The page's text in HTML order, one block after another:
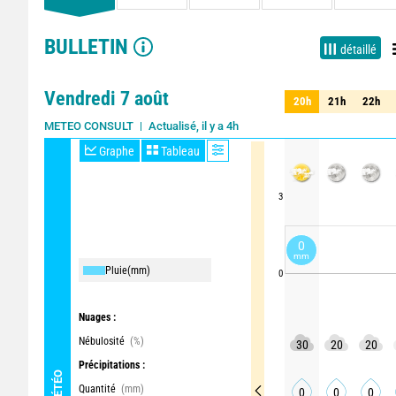
BULLETIN détaillé
Vendredi 7 août
METEO CONSULT Actualisé, il y a 4h
MÉTÉO
Graphe Tableau
Pluie(mm)
Nuages :
Nébulosité (%)
Précipitations :
Quantité (mm)
3
0
20h 21h 22h
20h 21h 22h
30 20 20
0 0 0
0
mm